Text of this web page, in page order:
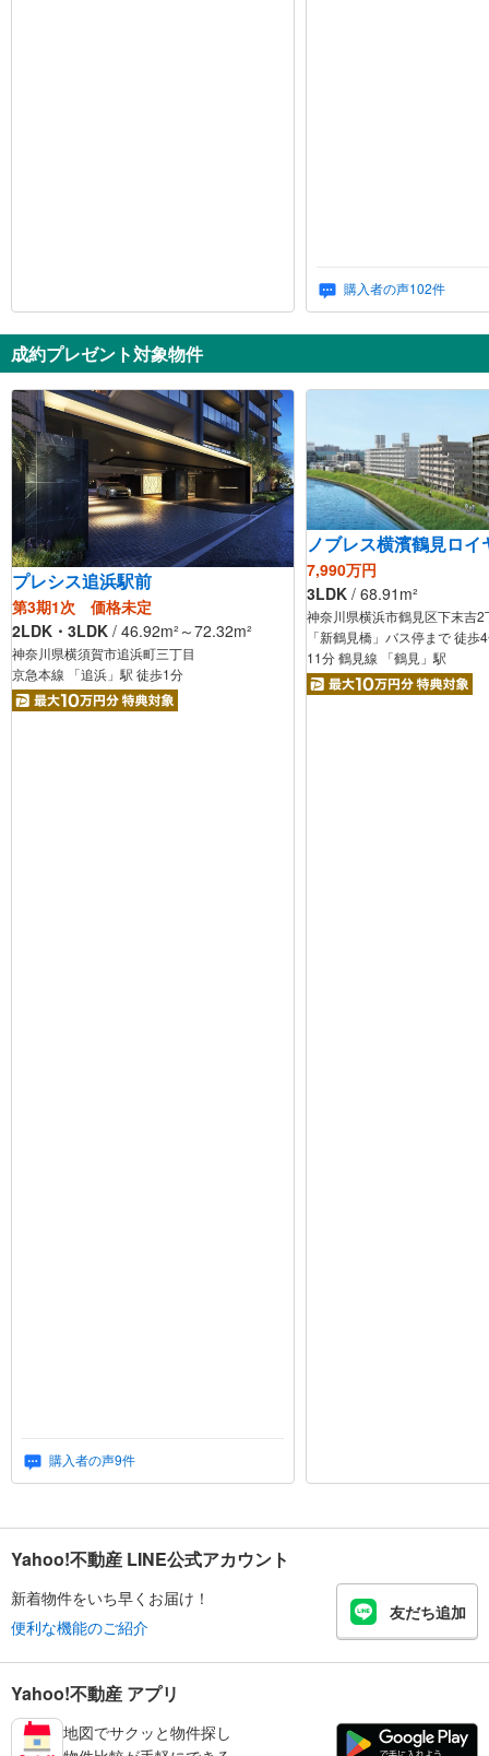
購入者の声102件
成約プレゼント対象物件
プレシス追浜駅前
第3期1次 価格未定
2LDK・3LDK / 46.92m² ～72.32m²
神奈川県横須賀市追浜町三丁目
京急本線 「追浜」駅 徒歩1分
購入者の声9件
ノブレス横濱鶴見ロイ
7,990万円
3LDK / 68.91 m²
神奈川県横浜市鶴見区下末吉2
「新鶴見橋」バス停まで 徒歩
11分 鶴見線 「鶴見」駅
Yahoo!不動産 LINE公式アカウント
新着物件をいち早くお届け！
便利な機能のご紹介
友だち追加
Yahoo!不動産 アプリ
地図でサクッと物件探し